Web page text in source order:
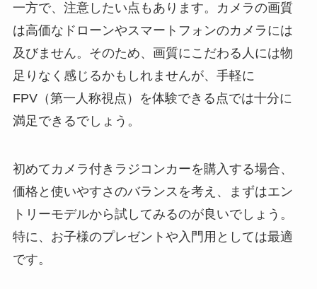
一方で、注意したい点もあります。カメラの画質
は高価なドローンやスマートフォンのカメラには
及びません。そのため、画質にこだわる人には物
足りなく感じるかもしれませんが、手軽に
FPV（第一人称視点）を体験できる点では十分に
満足できるでしょう。
初めてカメラ付きラジコンカーを購入する場合、
価格と使いやすさのバランスを考え、まずはエン
トリーモデルから試してみるのが良いでしょう。
特に、お子様のプレゼントや入門用としては最適
です。